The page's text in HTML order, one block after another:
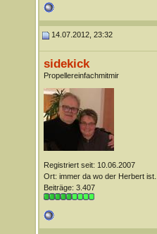
14.07.2012, 23:32
sidekick
Propellereinfachmitmir
Registriert seit: 10.06.2007
Ort: immer da wo der Herbert ist...
Beiträge: 3.407